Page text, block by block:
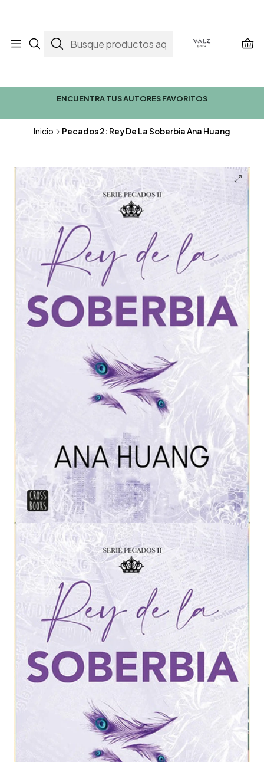
ENCUENTRA TUS AUTORES FAVORITOS
Inicio Pecados 2: Rey De La Soberbia Ana Huang